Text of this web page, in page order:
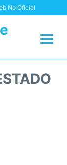
No Oficial